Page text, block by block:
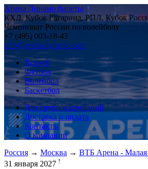
Арена Динамо билеты
КХЛ, Кубок Гагарина, РПЛ, Кубок
Чемпионат России по волейболу
+7 (495) 003-18-43
info@arena-dynamo.com
Хоккей
Футбол
Волейбол
Баскетбол
Для групп и компаний
Доставка и оплата
Контакты
О компании
Россия → Москва → ВТБ Арена - Малая
31 января 2027 !